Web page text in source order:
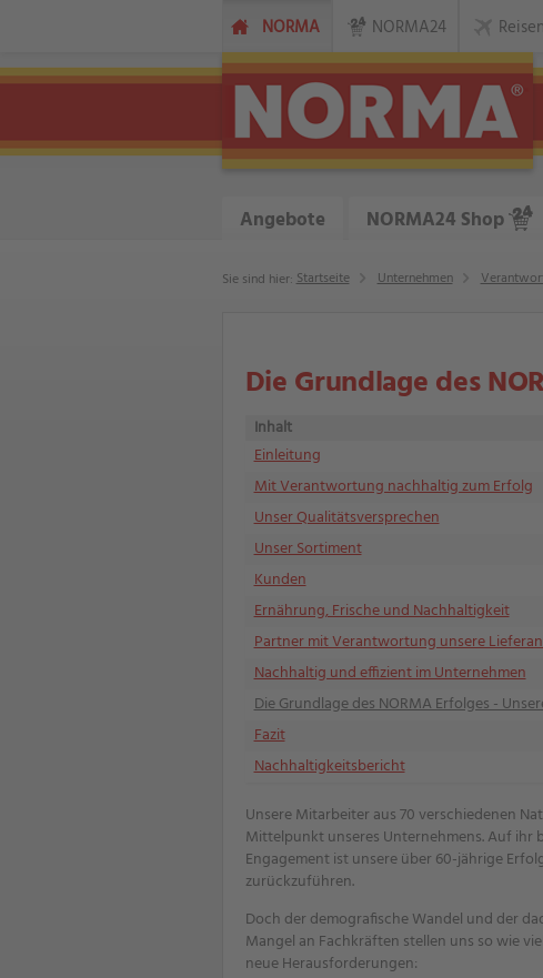
NORMA NORMA24 Reisen
Angebote NORMA24 Shop
Sie sind hier: Startseite Unternehmen
Die Grundlage des
Inhalt
Einleitung
Mit Verantwortung nachhaltig zum Erfolg
Unser Qualitätsversprechen
Unser Sortiment
Kunden
Ernährung, Frische und Nachhaltigkeit
Partner mit Verantwortung unsere
Nachhaltig und effizient im Unternehmen
Die Grundlage des NORMA Erfolges -
Fazit
Nachhaltigkeitsbericht
Unsere Mitarbeiter aus 70 verschiedenen
Mittelpunkt unseres Unternehmens. Auf ihr
Engagement ist unsere über 60-jährige
zurückzuführen.
Doch der demografische Wandel und der
Mangel an Fachkräften stellen uns so wie
neue Herausforderungen: